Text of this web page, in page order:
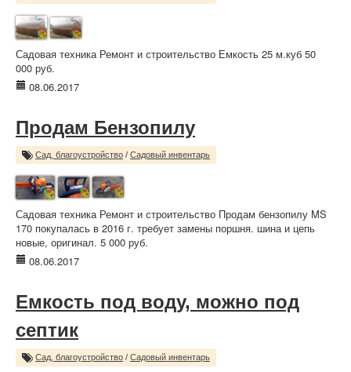
Садовая техника Ремонт и строительство Емкость 25 м.куб 50
000 руб.
08.06.2017
Продам Бензопилу
Сад, благоустройство / Садовый инвентарь
Садовая техника Ремонт и строительство Продам бензопилу MS
170 покупалась в 2016 г. требует замены поршня. шина и цепь
новые, оригинал. 5 000 руб.
08.06.2017
Емкость под воду, можно под
септик
Сад, благоустройство / Садовый инвентарь